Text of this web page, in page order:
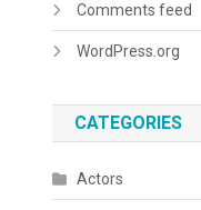
Comments feed
WordPress.org
CATEGORIES
Actors